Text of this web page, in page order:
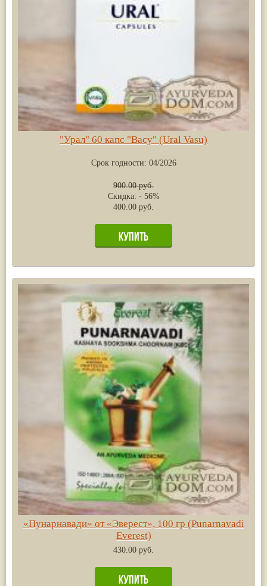
"Урал" 60 капс "Васу" (Ural Vasu)
Срок годности: 04/2026
900.00 руб.
Скидка: - 56%
400.00 руб.
«Пунарнавади» от «Эверест», 100 гр (Punarnavadi
Everest)
430.00 руб.